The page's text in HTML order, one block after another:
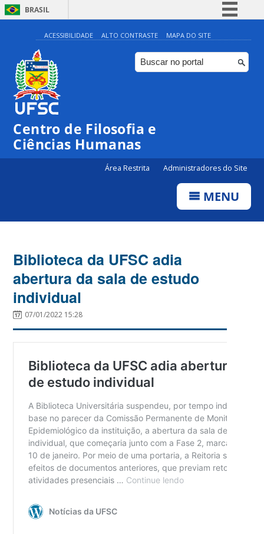
BRASIL
Simplifique!
Comunica BR
Participe
ACESSIBILIDADE ALTO CONTRASTE MAPA DO SITE
Centro de Filosofia e
Ciências Humanas
Área Restrita Administradores do Site
MENU
Biblioteca da UFSC adia
abertura da sala de estudo
individual
07/01/2022 15:28